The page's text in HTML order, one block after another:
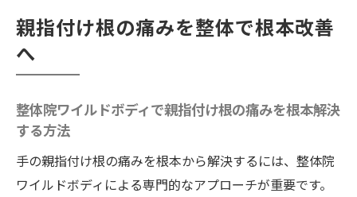
親指付け根の痛みを整体院ワイルドボディ
整体院ワイルドボディの施術で日常生活が
快適になるポイント
腱鞘炎に悩む方に整体院ワイルドボディが選ば
れる理由
腱鞘炎の症状に整体院ワイルドボディが選
親指付け根の痛みを整体で根本改善
へ
整体院ワイルドボディで親指付け根の痛みを根本解決
する方法
手の親指付け根の痛みを根本から解決するには、整体院
ワイルドボディによる専門的なアプローチが重要です。